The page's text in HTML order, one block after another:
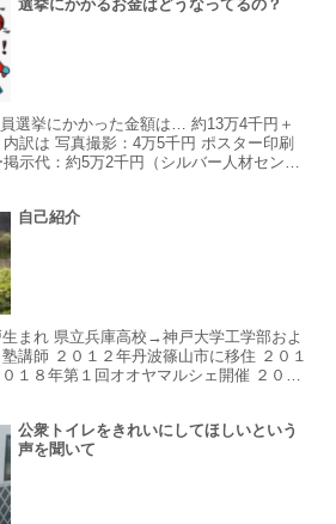
選挙にかかるお金はどうなってるの？
選挙にかかった金額は… 約13万4千円＋
訳は 写真撮影：4万5千円 ポスター印刷
示代：約5万2千円（シルバー人材センタ
自己紹介
まれ 県立兵庫高校→神戸大学工学部およ
講師 ２０１２年丹波篠山市に移住 ２０１
１８年第１回オオヤマルシェ開催 ２０１
公衆トイレをきれいにしてほしいという
声を聞いて